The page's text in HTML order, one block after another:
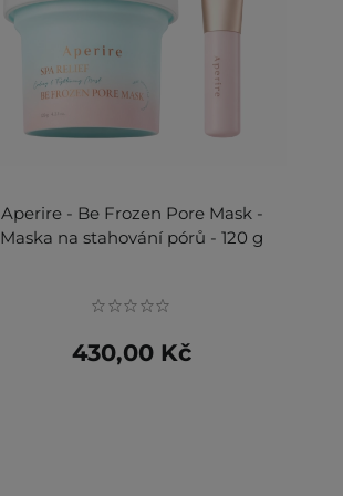
Aperire - Be Frozen Pore Mask -
Maska na stahování pórů - 120 g
430,00 Kč